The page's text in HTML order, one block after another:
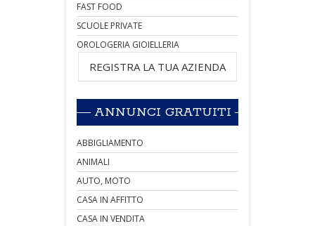
FAST FOOD
SCUOLE PRIVATE
OROLOGERIA GIOIELLERIA
REGISTRA LA TUA AZIENDA
ANNUNCI GRATUITI
ABBIGLIAMENTO
ANIMALI
AUTO, MOTO
CASA IN AFFITTO
CASA IN VENDITA